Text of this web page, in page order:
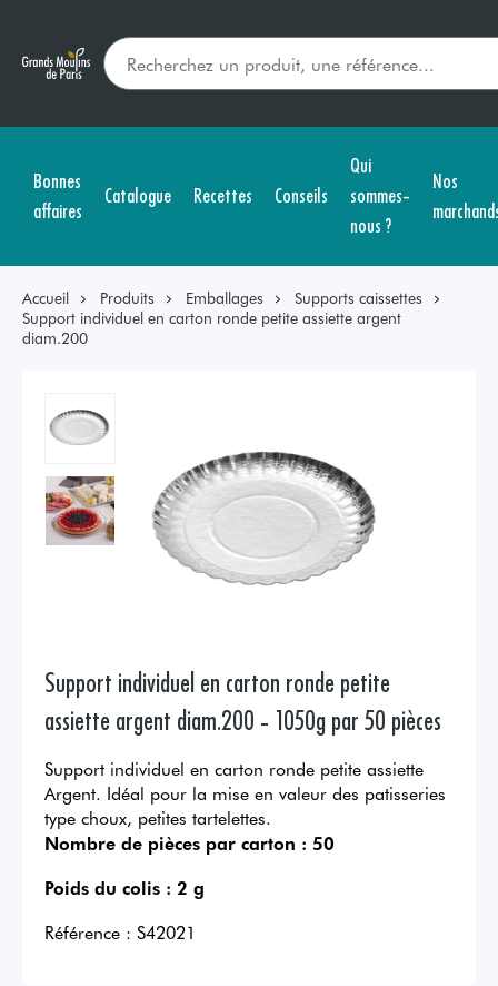
Bonnes
affaires
Catalogue Recettes Conseils
Qui
sommes-
nous ?
Nos
Accueil Produits Emballages
Supports caissettes
Support individuel en carton ronde petite assiette argent
diam.200
Support individuel en carton ronde petite
assiette argent diam.200 - 1050g par 50 pièces
Support individuel en carton ronde petite assiette
Argent. Idéal pour la mise en valeur des patisseries
type choux, petites tartelettes.
Nombre de pièces par carton : 50
Poids du colis : 2 g
Référence : S42021